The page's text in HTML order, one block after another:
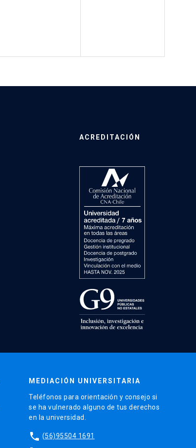
ACREDITACIÓN
MEDIACIÓN UNIVERSITARIA
Teléfonos para orientación y consejo si
se ha vulnerado alguno de tus derechos
en la universidad.
phone (56)95504 1691